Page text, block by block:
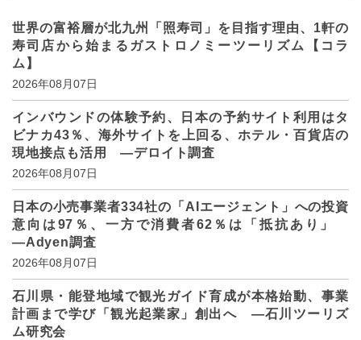
世界の富裕層が北九州「照寿司」を目指す理由、1軒の
寿司店から始まるガストロノミーツーリズム【コラ
ム】
2026年08月07日
インバウンドの体験予約、日本の予約サイト利用はタ
ビナカ43％、海外サイトを上回る、ホテル・百貨店の
現地接点も活用 ―デロイト調査
2026年08月07日
日本の小売事業者334社の「AIエージェント」への投資
意向は97％、一方で消費者62％は「抵抗あり」
―Adyen調査
2026年08月07日
石川県・能登地域で観光ガイド育成が本格始動、事業
計画まで学び「観光起業家」創出へ ―石川ツーリズ
ム研究会